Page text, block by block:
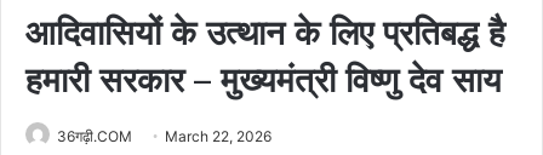
आदिवासियों के उत्थान के लिए प्रतिबद्ध है
हमारी सरकार – मुख्यमंत्री विष्णु देव साय
36गढ़ी.COM March 22, 2026